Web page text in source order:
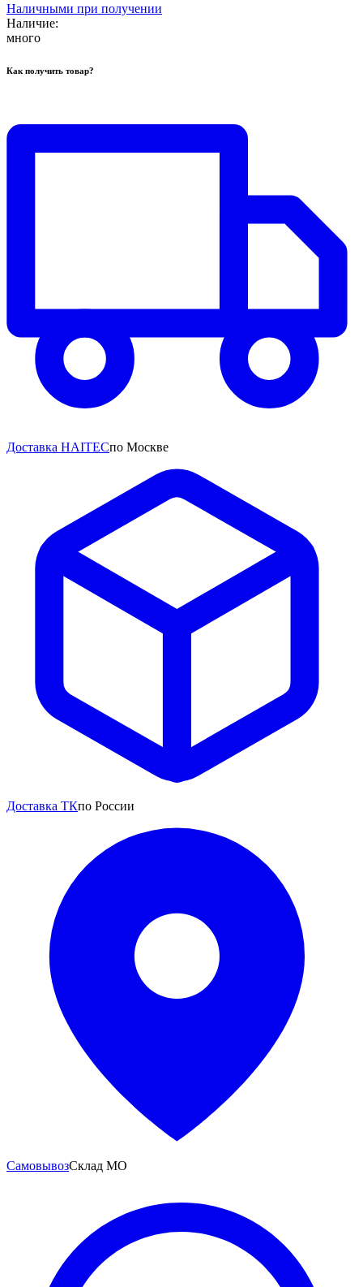
Наличными при получении
Наличие:
много
Как получить товар?
Доставка HAITECпо Москве
Доставка ТКпо России
СамовывозСклад МО